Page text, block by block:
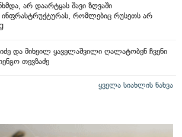
არ დაარტყას შავი ზღვაში
ინფრასტრუქტურას, რომლებიც რუსეთს არ
და მიხეილ ყაველაშვილი ღალატობენ ჩვენი
თევზაძე
ყველა სიახლის ნახვა